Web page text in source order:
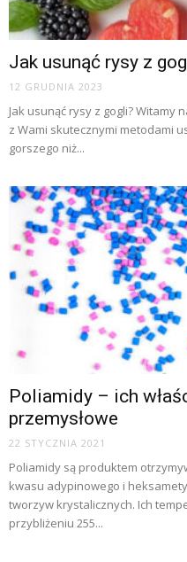
Jak usunąć rysy z
12 GRUDNIA 2023
Jak usunąć rysy z gogli?
z Wami skutecznymi metodami
gorszego niż...
Poliamidy – ich
przemysłowe
22 STYCZNIA 2021
Poliamidy są produktem
kwasu adypinowego i
tworzyw krystalicznych. Ich
przybliżeniu 255...